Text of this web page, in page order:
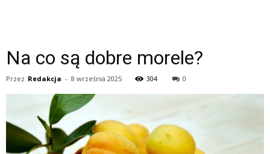
Na co są dobre morele?
Przez Redakcja - 8 września 2025 304 0